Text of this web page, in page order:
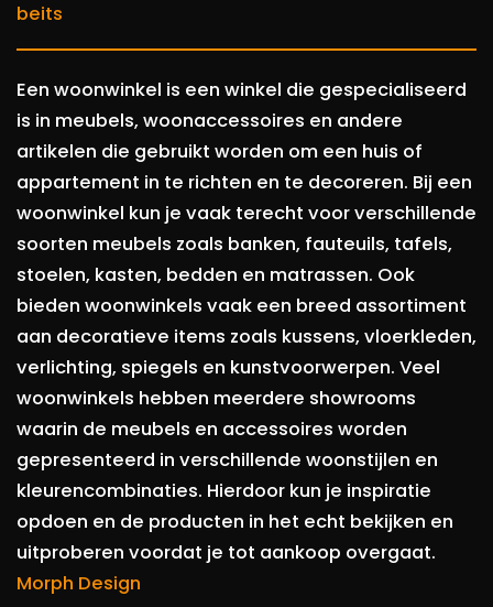
beits
Een woonwinkel is een winkel die gespecialiseerd
is in meubels, woonaccessoires en andere
artikelen die gebruikt worden om een huis of
appartement in te richten en te decoreren. Bij een
woonwinkel kun je vaak terecht voor verschillende
soorten meubels zoals banken, fauteuils, tafels,
stoelen, kasten, bedden en matrassen. Ook
bieden woonwinkels vaak een breed assortiment
aan decoratieve items zoals kussens, vloerkleden,
verlichting, spiegels en kunstvoorwerpen. Veel
woonwinkels hebben meerdere showrooms
waarin de meubels en accessoires worden
gepresenteerd in verschillende woonstijlen en
kleurencombinaties. Hierdoor kun je inspiratie
opdoen en de producten in het echt bekijken en
uitproberen voordat je tot aankoop overgaat.
Morph Design